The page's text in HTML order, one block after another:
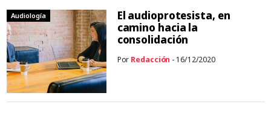
Audiología
El audioprotesista, en
camino hacia la
consolidación
Por Redacción - 16/12/2020